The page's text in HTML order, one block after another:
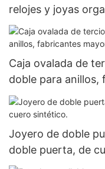
relojes y joyas
Caja ovalada de
doble para
Annaigee
Joyero de doble
doble puerta, de